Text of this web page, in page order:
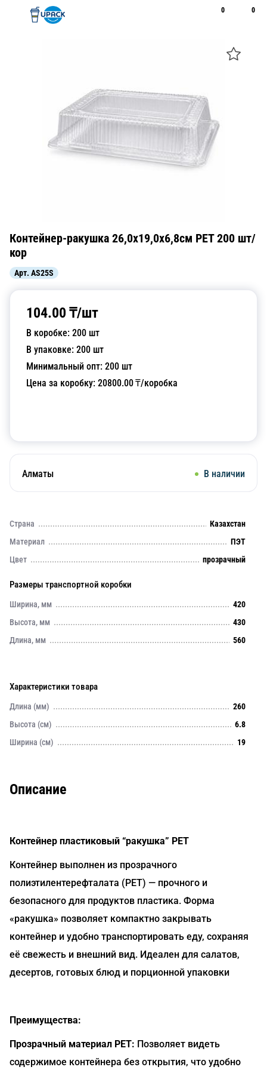
0 0
Контейнер-ракушка 26,0х19,0х6,8см PET 200 шт/
кор
Арт. AS25S
104.00 ₸/шт
В коробке: 200 шт
В упаковке: 200 шт
Минимальный опт: 200 шт
Цена за коробку: 20800.00₸/коробка
Алматы В наличии
Страна
Казахстан
Материал
ПЭТ
Цвет
прозрачный
Размеры транспортной коробки
Ширина, мм
420
Высота, мм
430
Длина, мм
560
Характеристики товара
Длина (мм)
260
Высота (см)
6.8
Ширина (см)
19
Описание
Контейнер пластиковый “ракушка” PET
Контейнер выполнен из прозрачного
полиэтилентерефталата (PET) — прочного и
безопасного для продуктов пластика. Форма
«ракушка» позволяет компактно закрывать
контейнер и удобно транспортировать еду, сохраняя
её свежесть и внешний вид. Идеален для салатов,
десертов, готовых блюд и порционной упаковки
Преимущества:
Прозрачный материал PET: Позволяет видеть
содержимое контейнера без открытия, что удобно